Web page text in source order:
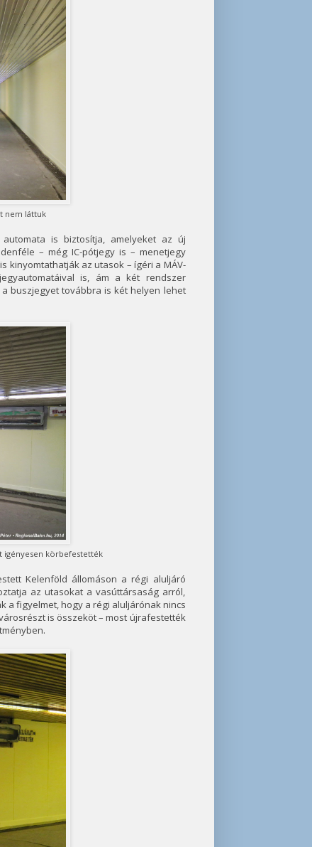
nem láttuk
is biztosítja, amelyeket az új
– még IC-pótjegy is – menetjegy
kinyomtathatják az utasok – ígéri a MÁV-
is, ám a két rendszer
buszjegyet továbbra is két helyen lehet
igényesen körbefestették
Kelenföld állomáson a régi aluljáró
az utasokat a vasúttársaság arról,
a figyelmet, hogy a régi aluljárónak nincs
is összeköt – most újrafestették